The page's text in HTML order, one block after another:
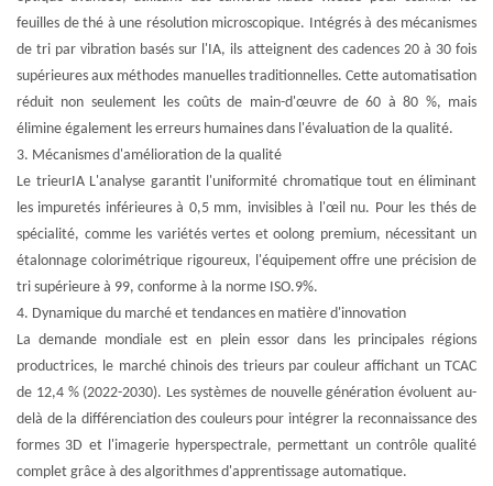
feuilles de thé à une résolution microscopique. Intégrés à des mécanismes
de tri par vibration basés sur l'IA, ils atteignent des cadences 20 à 30 fois
supérieures aux méthodes manuelles traditionnelles. Cette automatisation
réduit non seulement les coûts de main-d'œuvre de 60 à 80 %, mais
élimine également les erreurs humaines dans l'évaluation de la qualité.
3. Mécanismes d'amélioration de la qualité
Le trieurIA L'analyse garantit l'uniformité chromatique tout en éliminant
les impuretés inférieures à 0,5 mm, invisibles à l'œil nu. Pour les thés de
spécialité, comme les variétés vertes et oolong premium, nécessitant un
étalonnage colorimétrique rigoureux, l'équipement offre une précision de
tri supérieure à 99, conforme à la norme ISO.9%.
4. Dynamique du marché et tendances en matière d'innovation
La demande mondiale est en plein essor dans les principales régions
productrices, le marché chinois des trieurs par couleur affichant un TCAC
de 12,4 % (2022-2030). Les systèmes de nouvelle génération évoluent au-
delà de la différenciation des couleurs pour intégrer la reconnaissance des
formes 3D et l'imagerie hyperspectrale, permettant un contrôle qualité
complet grâce à des algorithmes d'apprentissage automatique.